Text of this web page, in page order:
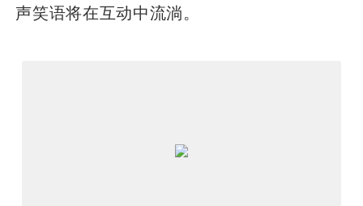
声笑语将在互动中流淌。